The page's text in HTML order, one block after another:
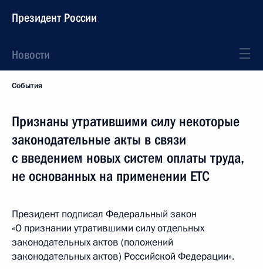
Президент России
Новости
События
Признаны утратившими силу некоторые
законодательные акты в связи
с введением новых систем оплаты труда,
не основанных на применении ЕТС
Президент подписал Федеральный закон
«О признании утратившими силу отдельных
законодательных актов (положений
законодательных актов) Российской Федерации».